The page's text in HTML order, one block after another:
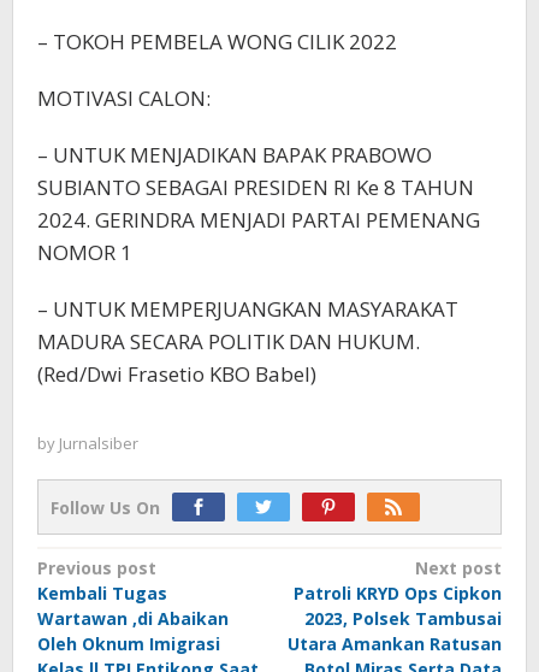
– TOKOH PEMBELA WONG CILIK 2022
MOTIVASI CALON:
– UNTUK MENJADIKAN BAPAK PRABOWO
SUBIANTO SEBAGAI PRESIDEN RI Ke 8 TAHUN
2024. GERINDRA MENJADI PARTAI PEMENANG
NOMOR 1
– UNTUK MEMPERJUANGKAN MASYARAKAT
MADURA SECARA POLITIK DAN HUKUM.
(Red/Dwi Frasetio KBO Babel)
by Jurnalsiber
Follow Us On
Post
navigation
Previous post
Kembali Tugas
Wartawan ,di Abaikan
Oleh Oknum Imigrasi
Next post
Patroli KRYD Ops Cipkon
2023, Polsek Tambusai
Utara Amankan Ratusan